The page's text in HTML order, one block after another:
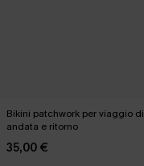
Bikini patchwork per viaggio di
andata e ritorno
35,00 €